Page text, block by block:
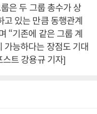
은 두 그룹 총수가 상
고 있는 만큼 동행관계
“기존에 같은 그룹 계
가능하다는 장점도 기대
트 강용규 기자]